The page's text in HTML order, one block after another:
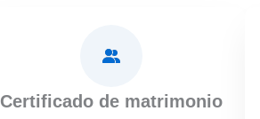
Certificado de matrimonio